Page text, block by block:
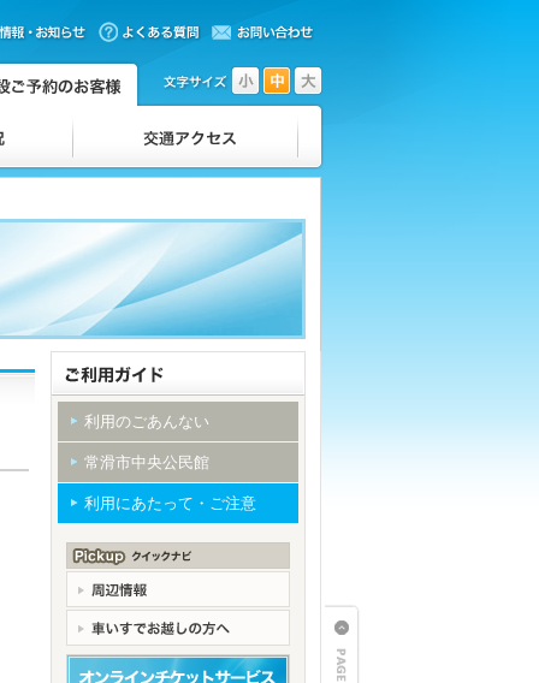
利用のごあんない
常滑市中央公民館
利用にあたって・ご注意